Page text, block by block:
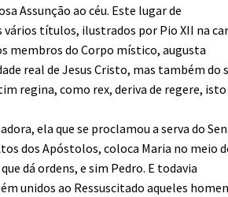
Assunção ao céu. Este lugar de
vários títulos, ilustrados por Pio XII na
membros do Corpo místico, augusta
real de Jesus Cristo, mas também do
regina, como rex, deriva de regere, isto
ela que se proclamou a serva do
dos Apóstolos, coloca Maria no meio
dá ordens, e sim Pedro. E todavia
unidos ao Ressuscitado aqueles